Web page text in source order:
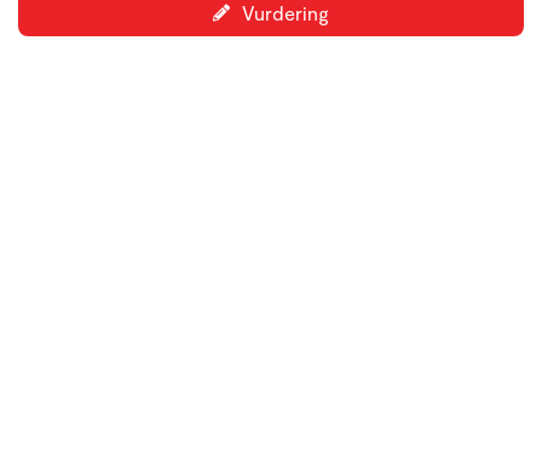
Vurdering